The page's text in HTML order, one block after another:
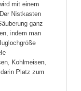
mit einem
Nistkasten
ganz
indem man
Kohlmeisen,
Platz zum